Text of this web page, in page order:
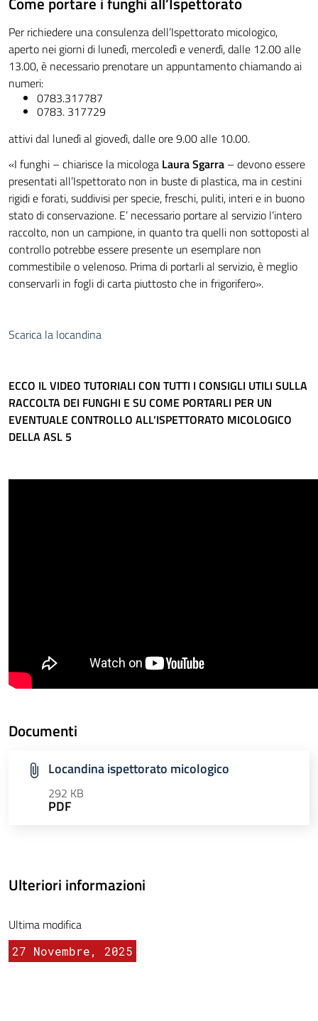
Per richiedere una consulenza dell’Ispettorato micologico,
aperto nei giorni di lunedì, mercoledì e venerdì, dalle 12.00 alle
13.00, è necessario prenotare un appuntamento chiamando ai
numeri:
0783.317787
0783. 317729
attivi dal lunedì al giovedì, dalle ore 9.00 alle 10.00.
«I funghi – chiarisce la micologa Laura Sgarra – devono essere
presentati all’Ispettorato non in buste di plastica, ma in cestini
rigidi e forati, suddivisi per specie, freschi, puliti, interi e in buono
stato di conservazione. E’ necessario portare al servizio l’intero
raccolto, non un campione, in quanto tra quelli non sottoposti al
controllo potrebbe essere presente un esemplare non
commestibile o velenoso. Prima di portarli al servizio, è meglio
conservarli in fogli di carta piuttosto che in frigorifero».
Scarica la locandina
ECCO IL VIDEO TUTORIALI CON TUTTI I CONSIGLI UTILI SULLA
RACCOLTA DEI FUNGHI E SU COME PORTARLI PER UN
EVENTUALE CONTROLLO ALL’ISPETTORATO MICOLOGICO
DELLA ASL 5
Documenti
Locandina ispettorato micologico
292 KB
PDF
Ulteriori informazioni
Ultima modifica
27 Novembre, 2025